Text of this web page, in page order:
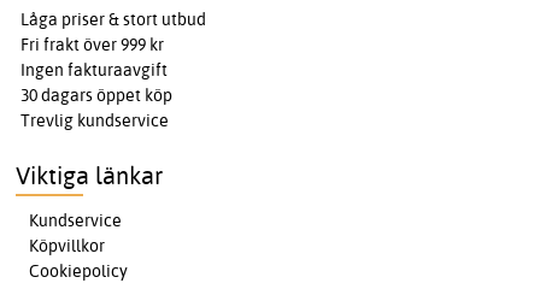
Låga priser & stort utbud
Fri frakt över 999 kr
Ingen fakturaavgift
30 dagars öppet köp
Trevlig kundservice
Viktiga länkar
Kundservice
Köpvillkor
Cookiepolicy